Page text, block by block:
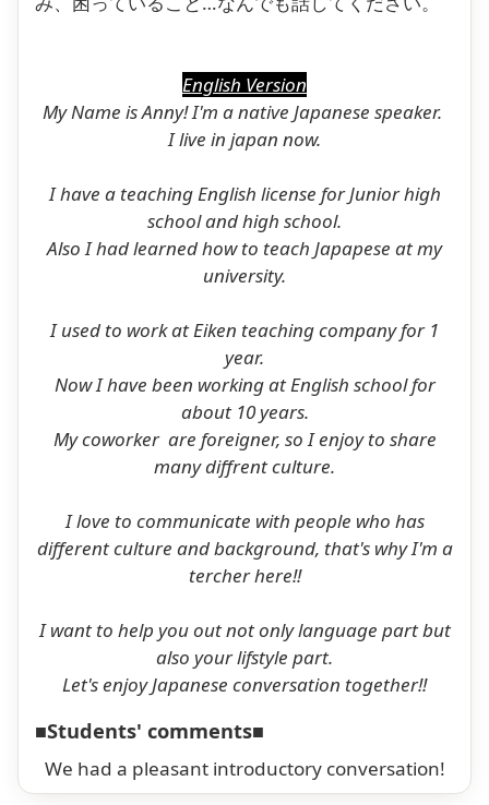
English Version
My Name is Anny! I'm a native Japanese speaker.
I live in japan now.
I have a teaching English license for Junior high
school and high school.
Also I had learned how to teach Japapese at my
university.
I used to work at Eiken teaching company for 1
year.
Now I have been working at English school for
about 10 years.
My coworker are foreigner, so I enjoy to share
many diffrent culture.
I love to communicate with people who has
different culture and background, that's why I'm a
tercher here!!
I want to help you out not only language part but
also your lifstyle part.
Let's enjoy Japanese conversation together!!
■Students' comments■
We had a pleasant introductory conversation!